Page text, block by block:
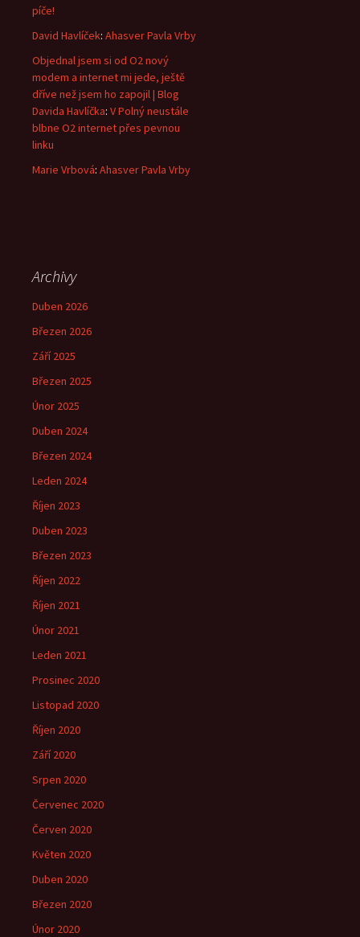
píče!
David Havlíček: Ahasver Pavla Vrby
Objednal jsem si od O2 nový
modem a internet mi jede, ještě
dříve než jsem ho zapojil | Blog
Davida Havlíčka: V Polný neustále
blbne O2 internet přes pevnou
linku
Marie Vrbová: Ahasver Pavla Vrby
Archivy
Duben 2026
Březen 2026
Září 2025
Březen 2025
Únor 2025
Duben 2024
Březen 2024
Leden 2024
Říjen 2023
Duben 2023
Březen 2023
Říjen 2022
Říjen 2021
Únor 2021
Leden 2021
Prosinec 2020
Listopad 2020
Říjen 2020
Září 2020
Srpen 2020
Červenec 2020
Červen 2020
Květen 2020
Duben 2020
Březen 2020
Únor 2020